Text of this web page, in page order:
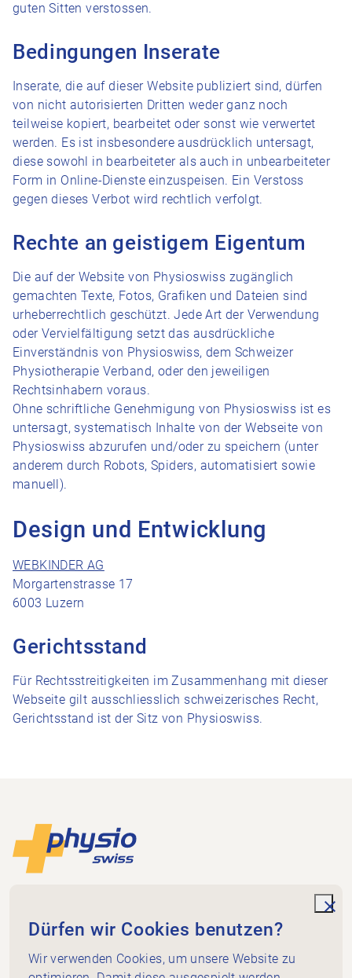
guten Sitten verstossen.
Bedingungen Inserate
Inserate, die auf dieser Website publiziert sind, dürfen
von nicht autorisierten Dritten weder ganz noch
teilweise kopiert, bearbeitet oder sonst wie verwertet
werden. Es ist insbesondere ausdrücklich untersagt,
diese sowohl in bearbeiteter als auch in unbearbeiteter
Form in Online-Dienste einzuspeisen. Ein Verstoss
gegen dieses Verbot wird rechtlich verfolgt.
Rechte an geistigem Eigentum
Die auf der Website von Physioswiss zugänglich
gemachten Texte, Fotos, Grafiken und Dateien sind
urheberrechtlich geschützt. Jede Art der Verwendung
oder Vervielfältigung setzt das ausdrückliche
Einverständnis von Physioswiss, dem Schweizer
Physiotherapie Verband, oder den jeweiligen
Rechtsinhabern voraus.
Ohne schriftliche Genehmigung von Physioswiss ist es
untersagt, systematisch Inhalte von der Webseite von
Physioswiss abzurufen und/oder zu speichern (unter
anderem durch Robots, Spiders, automatisiert sowie
manuell).
Design und Entwicklung
WEBKINDER AG
Morgartenstrasse 17
6003 Luzern
Gerichtsstand
Für Rechtsstreitigkeiten im Zusammenhang mit dieser
Webseite gilt ausschliesslich schweizerisches Recht,
Gerichtsstand ist der Sitz von Physioswiss.
Footer
Dammweg 3
3013 Bern
+41 58 255 36 00
info@physioswiss.ch
Dürfen wir Cookies benutzen?
Wir verwenden Cookies, um unsere Website zu